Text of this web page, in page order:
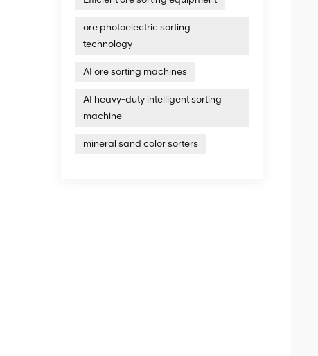
ore photoelectric sorting
technology
AI ore sorting machines
AI heavy-duty intelligent sorting
machine
mineral sand color sorters